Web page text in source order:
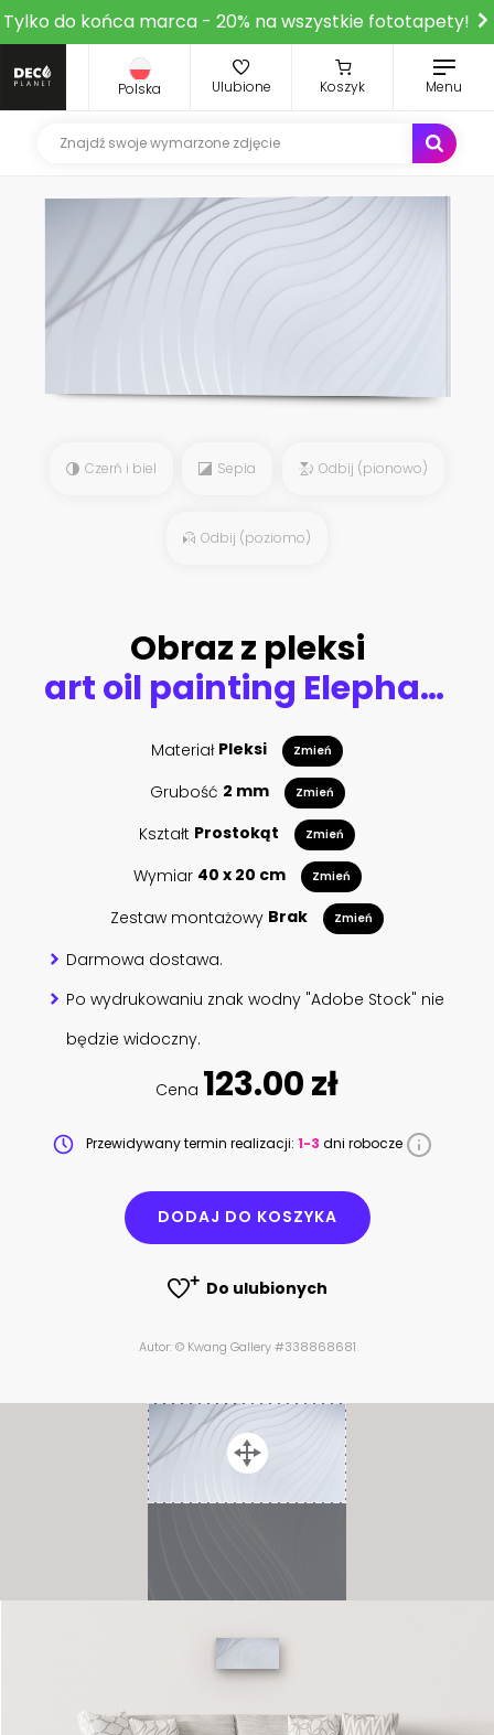
Tylko do końca marca - 20% na wszystkie fototapety!
Polska Ulubione Koszyk Menu
Czerń i biel Sepia Odbij (pionowo)
Odbij (poziomo)
Obraz z pleksi
art oil painting Elephant family thailand
Materiał Pleksi Zmień
Grubość 2 mm Zmień
Kształt Prostokąt Zmień
Wymiar 40 x 20 cm Zmień
Zestaw montażowy Brak Zmień
Darmowa dostawa.
Po wydrukowaniu znak wodny "Adobe Stock" nie
będzie widoczny.
Cena 123.00 zł
Przewidywany termin realizacji: 1-3 dni robocze
DODAJ DO KOSZYKA
Do ulubionych
Autor: © Kwang Gallery #338868681